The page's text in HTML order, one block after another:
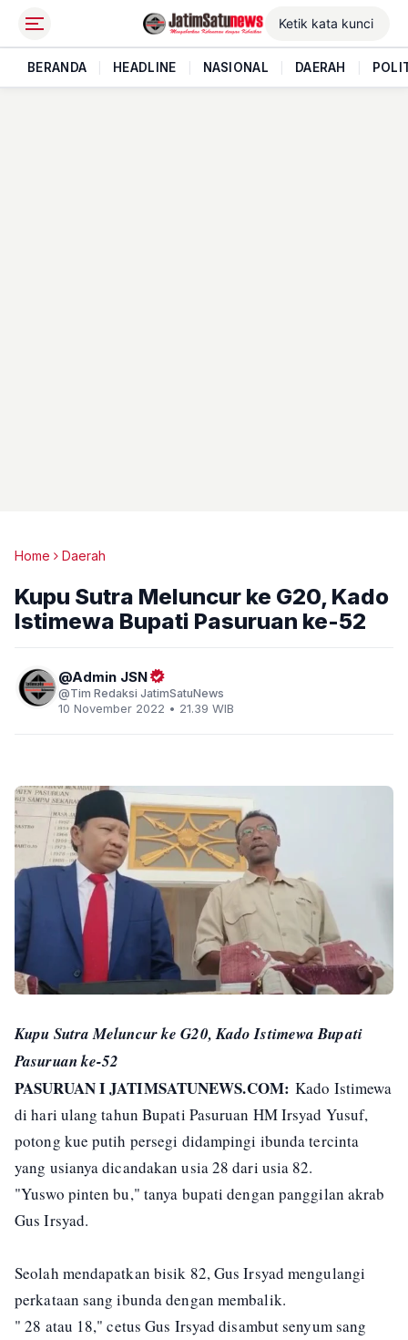
BERANDA HEADLINE NASIONAL DAERAH
Home Daerah
Kupu Sutra Meluncur ke G20, Kado
Istimewa Bupati Pasuruan ke-52
Admin JSN
Tim Redaksi JatimSatuNews
10 November 2022 • 21.39 WIB
Kupu Sutra Meluncur ke G20, Kado Istimewa Bupati
Pasuruan ke-52
PASURUAN I JATIMSATUNEWS.COM: Kado Istimewa
di hari ulang tahun Bupati Pasuruan HM Irsyad Yusuf,
potong kue putih persegi didampingi ibunda tercinta
yang usianya dicandakan usia 28 dari usia 82.
"Yuswo pinten bu," tanya bupati dengan panggilan akrab
Gus Irsyad.
Seolah mendapatkan bisik 82, Gus Irsyad mengulangi
perkataan sang ibunda dengan membalik.
" 28 atau 18," cetus Gus Irsyad disambut senyum sang